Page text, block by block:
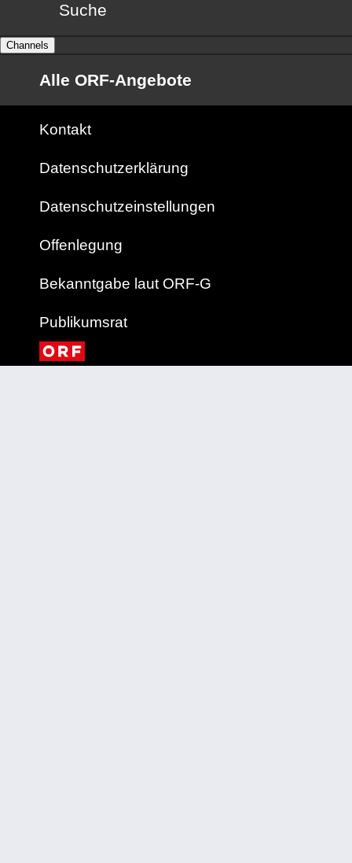
Suche
Channels
Alle ORF-Angebote
Kontakt
Datenschutzerklärung
Datenschutzeinstellungen
Offenlegung
Bekanntgabe laut ORF-G
Publikumsrat